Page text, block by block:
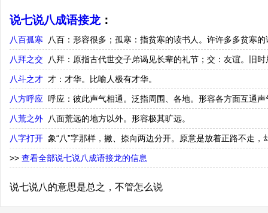
说七说八成语接龙：
八百孤寒 八百：形容很多；孤寒：指贫寒的读书人。许许多多贫寒的
八拜之交 八拜：原指古代世交子弟谒见长辈的礼节；交：友谊。旧
八斗之才 才：才华。比喻人极有才华。
八方呼应 呼应：彼此声气相通。泛指周围、各地。形容各方面互通
八荒之外 八面荒远的地方以外。形容极其旷远。
八字打开 象“八”字那样，撇、捺向两边分开。原意是放着正路不走
>> 查看全部说七说八成语接龙的信息
说七说八的意思是总之，不管怎么说